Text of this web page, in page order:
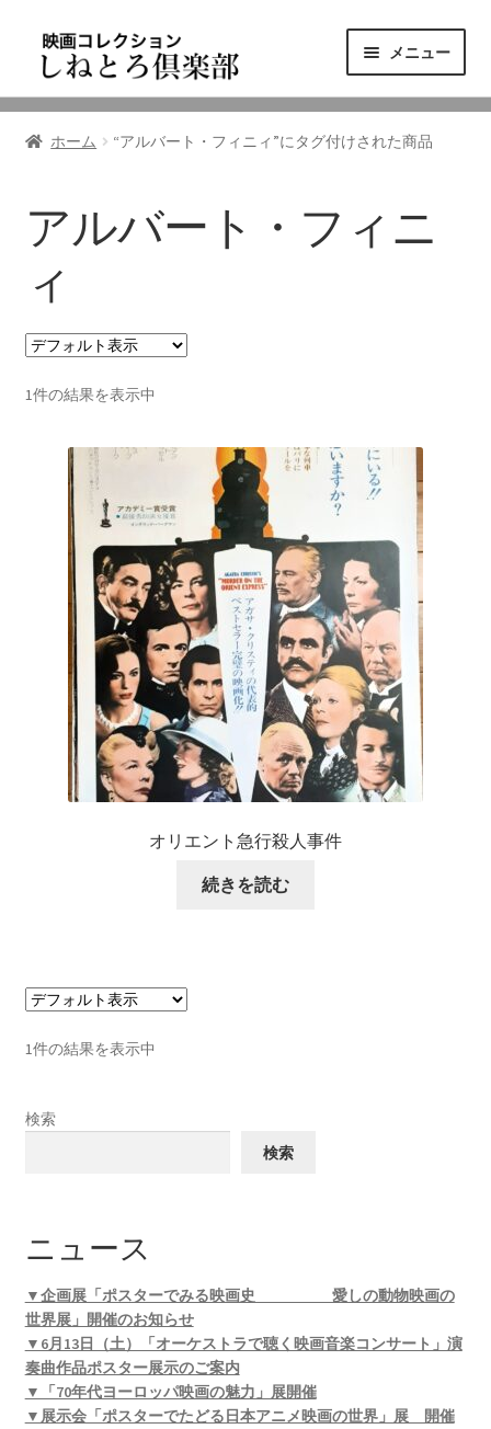
ゲ
シ
キ
プ
テ
ツ
プ
メニュー
ニュース
東三河の映画館
しねとろ倶楽部について
リンクの旅
ホーム “アルバート・フィニィ”にタグ付けされた商品
アルバート・フィニ
ィ
1件の結果を表示中
オリエント急行殺人事件
続きを読む
1件の結果を表示中
検索
検索
ニュース
▼企画展「ポスターでみる映画史 愛しの動物映画の
世界展」開催のお知らせ
▼6月13日（土）「オーケストラで聴く映画音楽コンサート」演
奏曲作品ポスター展示のご案内
▼「70年代ヨーロッパ映画の魅力」展開催
▼展示会「ポスターでたどる日本アニメ映画の世界」展 開催